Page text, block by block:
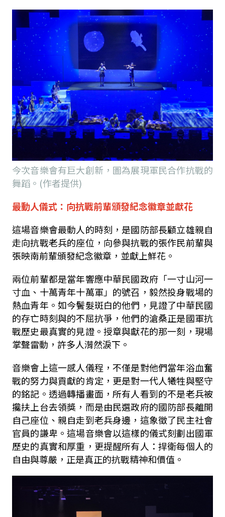
今次音樂會有巨大創新，圖為展現軍民合作抗戰的
舞蹈。(作者提供)
最動人儀式：向抗戰前輩頒發紀念徽章並獻花
這場音樂會最動人的時刻，是國防部長顧立雄親自
走向抗戰老兵的座位，向參與抗戰的張作民前輩與
張映南前輩頒發紀念徽章，並獻上鮮花。
兩位前輩都是當年響應中華民國政府「一寸山河一
寸血、十萬青年十萬軍」的號召，毅然投身戰場的
熱血青年。如今鬢髮斑白的他們，見證了中華民國
的存亡時刻與的不屈抗爭，他們的滄桑正是國軍抗
戰歷史最真實的見證。授章與獻花的那一刻，現場
掌聲雷動，許多人潸然淚下。
音樂會上這一感人儀程，不僅是對他們當年浴血奮
戰的努力與貢獻的肯定，更是對一代人犧牲與堅守
的銘記。透過轉播畫面，所有人看到的不是老兵被
攙扶上台去領獎，而是由民選政府的國防部長離開
自己座位、親自走到老兵身邊，這象徵了民主社會
官員的謙卑。這場音樂會以這樣的儀式刻劃出國軍
歷史的真實和厚重，更提醒所有人：捍衛每個人的
自由與尊嚴，正是真正的抗戰精神和價值。